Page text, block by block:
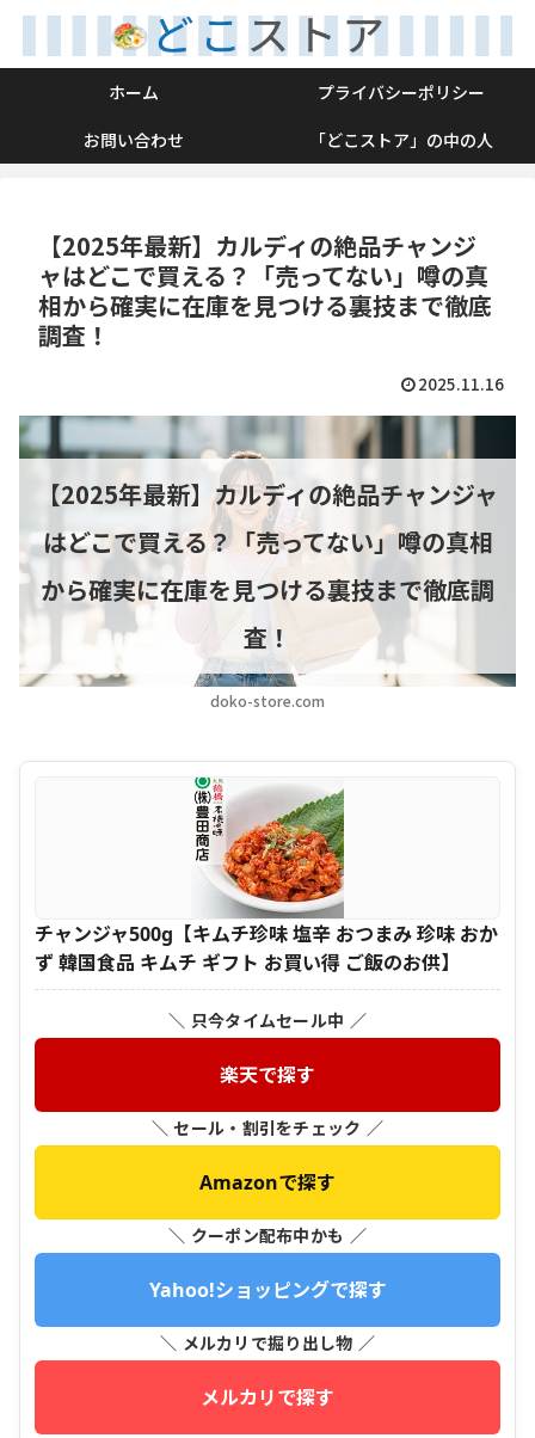
ホーム
プライバシーポリシー
お問い合わせ
「どこストア」の中の人
【2025年最新】カルディの絶品チャンジ
ャはどこで買える？「売ってない」噂の真
相から確実に在庫を見つける裏技まで徹底
調査！
2025.11.16
doko-store.com
【2025年最新】カルディの絶品チャンジャ
はどこで買える？「売ってない」噂の真相
から確実に在庫を見つける裏技まで徹底調
査！
チャンジャ500g【キムチ珍味 塩辛 おつまみ 珍味 おか
ず 韓国食品 キムチ ギフト お買い得 ご飯のお供】
＼ 只今タイムセール中 ／
楽天で探す
＼ セール・割引をチェック ／
Amazonで探す
＼ クーポン配布中かも ／
Yahoo!ショッピングで探す
＼ メルカリで掘り出し物 ／
メルカリで探す